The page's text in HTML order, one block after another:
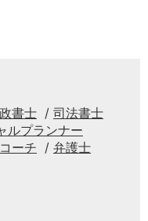
書士
司法書士
ルプランナー
コーチ
弁護士